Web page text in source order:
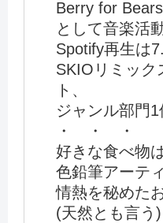
Berry for Bears
として音楽活
Spotify再生は
SKIOリミック
ト、
ジャンル部門1
・ ・ ・
好きな食べ物
色鉛筆アーテ
情熱を秘めた
(天然とも言う)